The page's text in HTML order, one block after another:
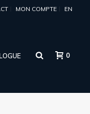
MON COMPTE EN
0